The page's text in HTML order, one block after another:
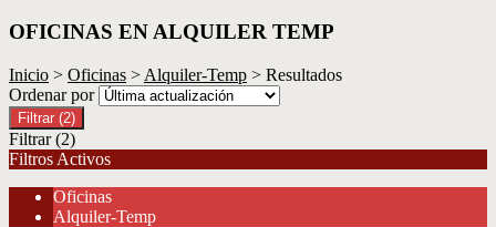
OFICINAS EN ALQUILER TEMP
Inicio > Oficinas > Alquiler-Temp > Resultados
Ordenar por
Filtrar (2)
Filtrar (2)
Filtros Activos
Oficinas
Alquiler-Temp